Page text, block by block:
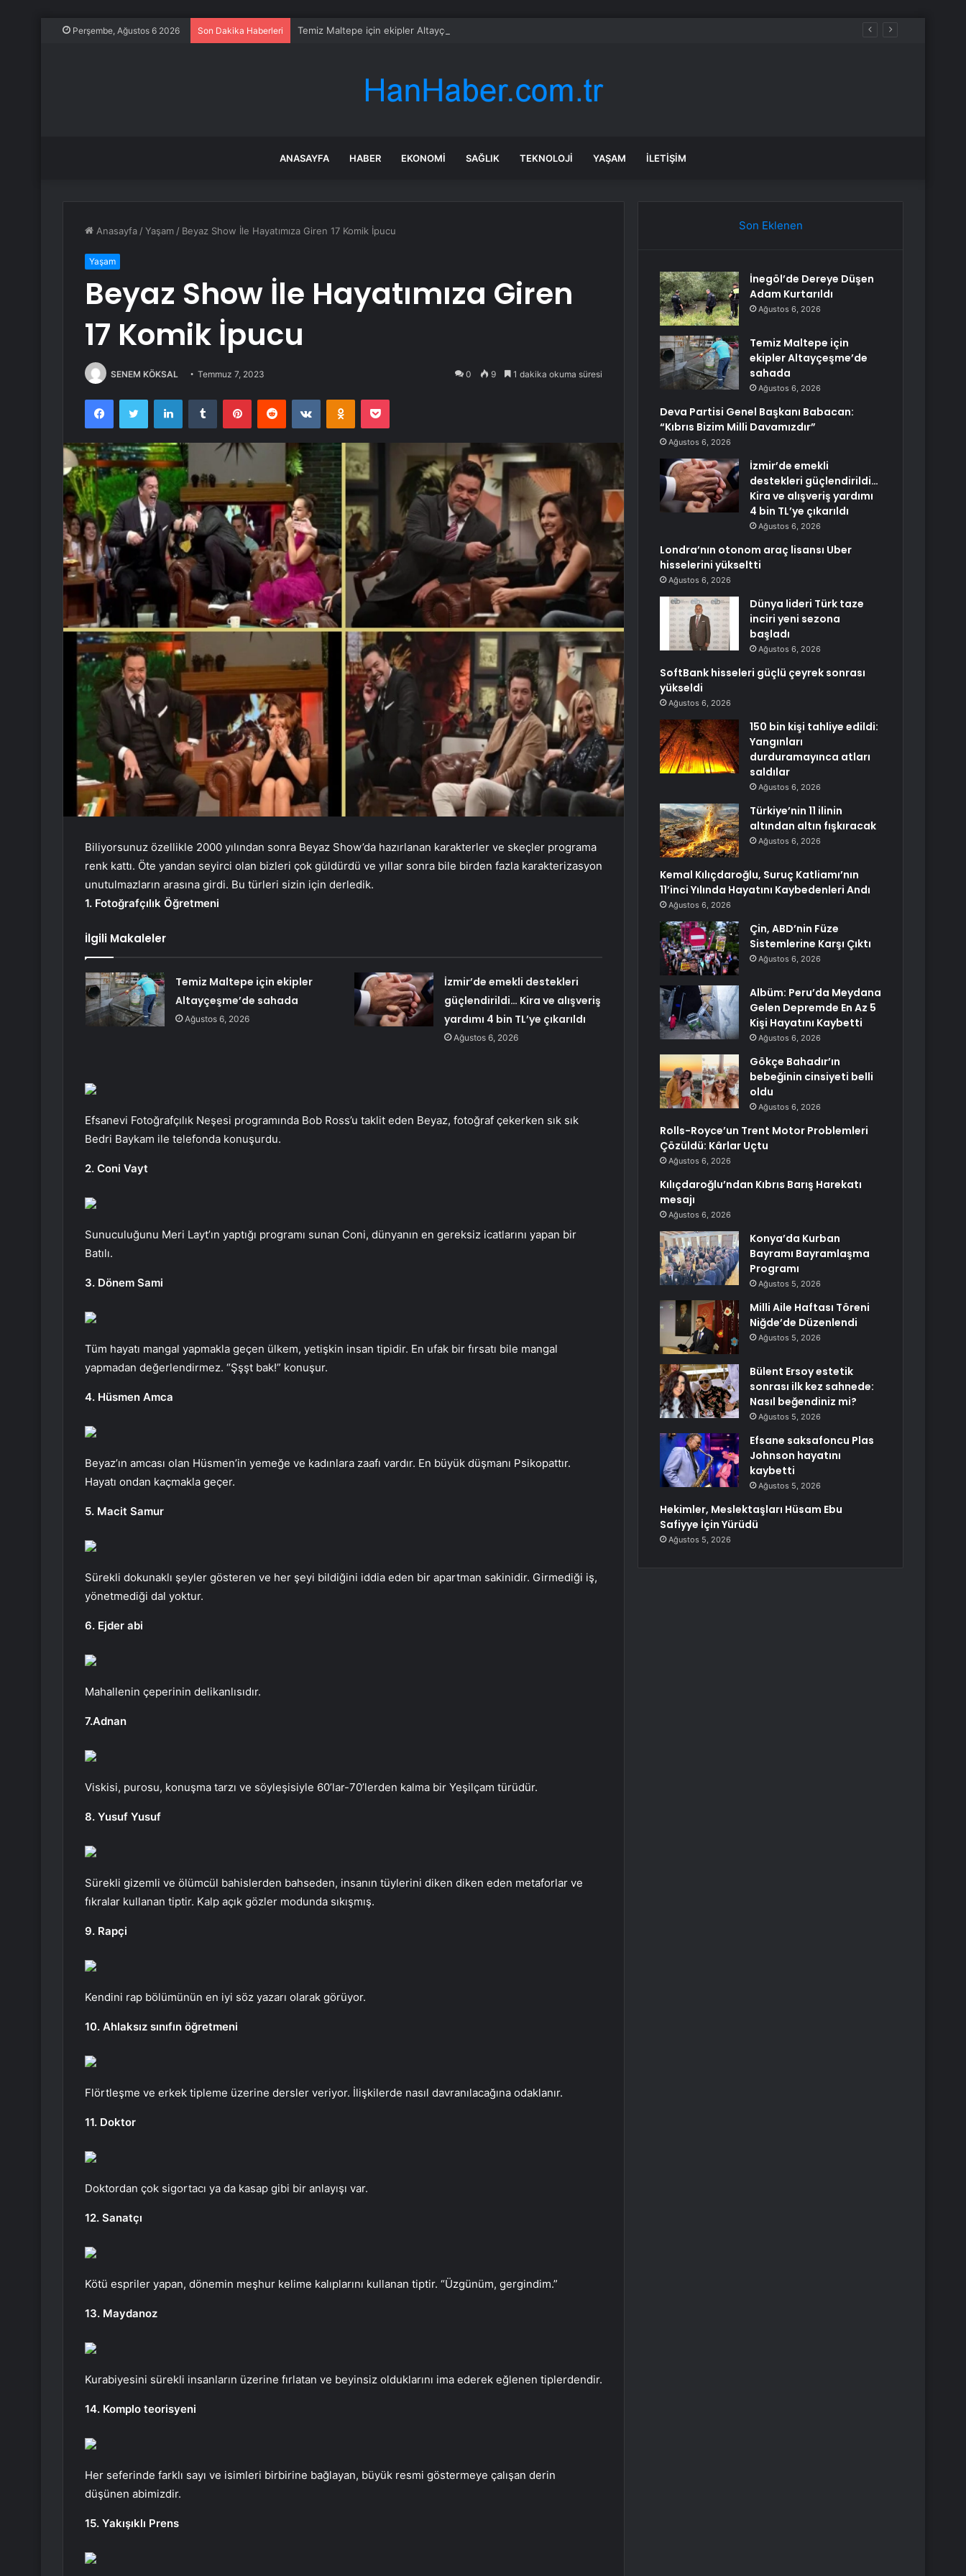
Perşembe, Ağustos 6 2026 Son Dakika Haberleri Temiz Maltepe için ekipler Altayçeşme’de sahada
ANASAYFA HABER EKONOMI SAĞLIK TEKNOLOJI YAŞAM İLETIŞIM
Anasayfa /Yaşam / Beyaz Show İle Hayatımıza Giren 17 Komik İpucu
Yaşam
Beyaz Show İle Hayatımıza Giren
17 Komik İpucu
SENEM KÖKSAL Temmuz 7, 2023 0 9 1 dakika okuma süresi
FacebookTwitter LinkedInTumblr PinterestReddit VKontakteOdnoklassniki
Pocket
Biliyorsunuz özellikle 2000 yılından sonra Beyaz Show’da hazırlanan karakterler ve skeçler programa
renk kattı. Öte yandan seyirci olan bizleri çok güldürdü ve yıllar sonra bile birden fazla karakterizasyon
unutulmazların arasına girdi. Bu türleri sizin için derledik.
1. Fotoğrafçılık Öğretmeni
İlgili Makaleler
Temiz Maltepe için ekipler
Altayçeşme’de sahada
Ağustos 6, 2026
İzmir’de emekli destekleri
güçlendirildi… Kira ve alışveriş
yardımı 4 bin TL’ye çıkarıldı
Ağustos 6, 2026
Efsanevi Fotoğrafçılık Neşesi programında Bob Ross’u taklit eden Beyaz, fotoğraf çekerken sık sık
Bedri Baykam ile telefonda konuşurdu.
2. Coni Vayt
Sunuculuğunu Meri Layt’ın yaptığı programı sunan Coni, dünyanın en gereksiz icatlarını yapan bir
Batılı.
3. Dönem Sami
Tüm hayatı mangal yapmakla geçen ülkem, yetişkin insan tipidir. En ufak bir fırsatı bile mangal
yapmadan değerlendirmez. “Şşşt bak!” konuşur.
4. Hüsmen Amca
Beyaz’ın amcası olan Hüsmen’in yemeğe ve kadınlara zaafı vardır. En büyük düşmanı Psikopattır.
Hayatı ondan kaçmakla geçer.
5. Macit Samur
Sürekli dokunaklı şeyler gösteren ve her şeyi bildiğini iddia eden bir apartman sakinidir. Girmediği iş,
yönetmediği dal yoktur.
6. Ejder abi
Mahallenin çeperinin delikanlısıdır.
7.Adnan
Viskisi, purosu, konuşma tarzı ve söyleşisiyle 60’lar-70’lerden kalma bir Yeşilçam türüdür.
8. Yusuf Yusuf
Sürekli gizemli ve ölümcül bahislerden bahseden, insanın tüylerini diken diken eden metaforlar ve
fıkralar kullanan tiptir. Kalp açık gözler modunda sıkışmış.
9. Rapçi
Kendini rap bölümünün en iyi söz yazarı olarak görüyor.
10. Ahlaksız sınıfın öğretmeni
Flörtleşme ve erkek tipleme üzerine dersler veriyor. İlişkilerde nasıl davranılacağına odaklanır.
11. Doktor
Doktordan çok sigortacı ya da kasap gibi bir anlayışı var.
12. Sanatçı
Kötü espriler yapan, dönemin meşhur kelime kalıplarını kullanan tiptir. “Üzgünüm, gergindim.”
13. Maydanoz
Kurabiyesini sürekli insanların üzerine fırlatan ve beyinsiz olduklarını ima ederek eğlenen tiplerdendir.
14. Komplo teorisyeni
Her seferinde farklı sayı ve isimleri birbirine bağlayan, büyük resmi göstermeye çalışan derin
düşünen abimizdir.
15. Yakışıklı Prens
Son Eklenen
İnegöl’de Dereye Düşen
Adam Kurtarıldı
Ağustos 6, 2026
Temiz Maltepe için
ekipler Altayçeşme’de
sahada
Ağustos 6, 2026
Deva Partisi Genel Başkanı Babacan:
“Kıbrıs Bizim Milli Davamızdır”
Ağustos 6, 2026
İzmir’de emekli
destekleri güçlendirildi…
Kira ve alışveriş yardımı
4 bin TL’ye çıkarıldı
Ağustos 6, 2026
Londra’nın otonom araç lisansı Uber
hisselerini yükseltti
Ağustos 6, 2026
Dünya lideri Türk taze
inciri yeni sezona
başladı
Ağustos 6, 2026
SoftBank hisseleri güçlü çeyrek sonrası
yükseldi
Ağustos 6, 2026
150 bin kişi tahliye edildi:
Yangınları
durduramayınca atları
saldılar
Ağustos 6, 2026
Türkiye’nin 11 ilinin
altından altın fışkıracak
Ağustos 6, 2026
Kemal Kılıçdaroğlu, Suruç Katliamı’nın
11’inci Yılında Hayatını Kaybedenleri Andı
Ağustos 6, 2026
Çin, ABD’nin Füze
Sistemlerine Karşı Çıktı
Ağustos 6, 2026
Albüm: Peru’da Meydana
Gelen Depremde En Az 5
Kişi Hayatını Kaybetti
Ağustos 6, 2026
Gökçe Bahadır’ın
bebeğinin cinsiyeti belli
oldu
Ağustos 6, 2026
Rolls-Royce’un Trent Motor Problemleri
Çözüldü: Kârlar Uçtu
Ağustos 6, 2026
Kılıçdaroğlu’ndan Kıbrıs Barış Harekatı
mesajı
Ağustos 6, 2026
Konya’da Kurban
Bayramı Bayramlaşma
Programı
Ağustos 5, 2026
Milli Aile Haftası Töreni
Niğde’de Düzenlendi
Ağustos 5, 2026
Bülent Ersoy estetik
sonrası ilk kez sahnede:
Nasıl beğendiniz mi?
Ağustos 5, 2026
Efsane saksafoncu Plas
Johnson hayatını
kaybetti
Ağustos 5, 2026
Hekimler, Meslektaşları Hüsam Ebu
Safiyye İçin Yürüdü
Ağustos 5, 2026